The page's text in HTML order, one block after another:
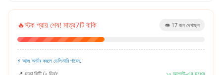
🔥স্টক প্রায় শেষ! মাত্র7টি বাকি 👁️ 17 জন দেখছেন
⚡ আজ অর্ডার করলে ডেলিভারি পাবেন: